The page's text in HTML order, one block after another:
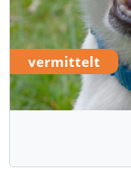
vermittelt